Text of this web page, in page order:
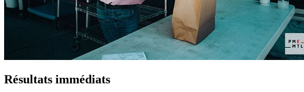
Résultats immédiats